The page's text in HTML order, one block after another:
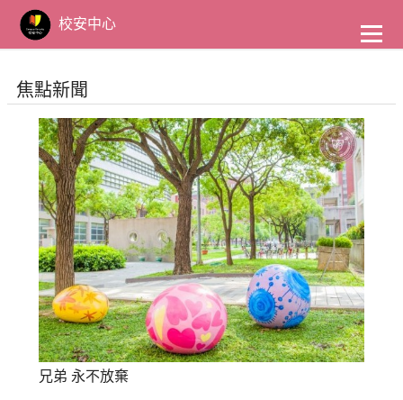
主
要
容
校安中心
焦點新聞
兄弟 永不放棄